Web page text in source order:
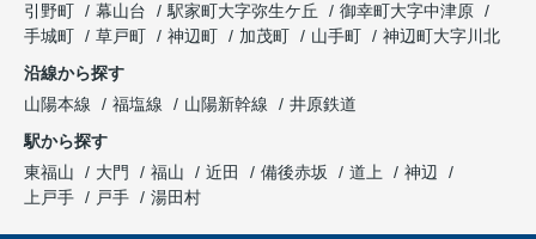
引野町
幕山台 駅家町大字弥生ケ丘
御幸町大字中津原
手城町
草戸町 神辺町 加茂町 山手町
神辺町大字川北
沿線から探す
山陽本線
福塩線 山陽新幹線
井原鉄道
駅から探す
東福山
大門 福山 近田 備後赤坂 道上
神辺
上戸手
戸手 湯田村